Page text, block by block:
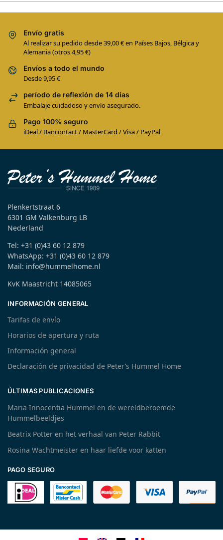
Envío gratis
Al realizar su pedido desde 39,00 € en Países Bajos, Bélgica y
Alemania (otros 4,95 €)
Envíos a todo el mundo
Desde 9,95 €
período de reflexión de 14 días
Embalaje cuidadoso y envío asegurado.
Pago 100% seguro
iDeal / Bancontact / MasterCard / Visa / PayPal
Plenkertstraat 6
6301 GM Valkenburg LB
Nederland
Tel: +31 (0)43 60 12 879
WhatsApp: +31 (0)43 60 12 879
Mail: info@hummelhome.nl
KvK Maastricht 14085065
INFORMACIÓN GENERAL
Tarifas de envío
Horarios de apertura y ruta
Información general
Declaración de privacidad de Peter’s Hummel Home
ÚLTIMAS PUBLICACIONES
Maria Innocentia Hummel en de wereldberoemde
Hummelbeeldjes
Beatrix Potter en het verhaal van Peter Rabbit
Rosina Wachtmeister en haar liefde voor katten
PAGO SEGURO